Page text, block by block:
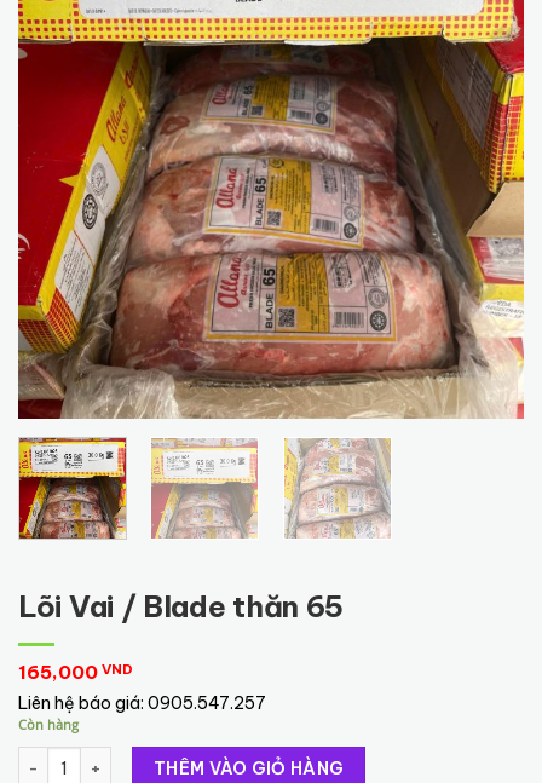
Lõi Vai / Blade thăn 65
165,000 VND
Liên hệ báo giá: 0905.547.257
Còn hàng
Lõi Vai / Blade thăn 65 số lượng
THÊM VÀO GIỎ HÀNG